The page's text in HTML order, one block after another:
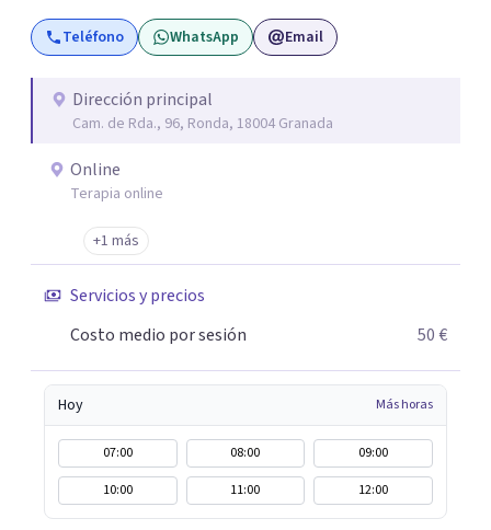
Centro penitenciario de Alhaurín de la Torre,
investigación sobre hombres condenados por violencia
Residencias de Adultos con Discapacidad Intelectual y
Problemas de Conducta, terapias para mujeres víctimas
Autoestima -Ansiedad -Ataques de pánico -Fobias -
Habilidades sociales -Relaciones familiares -Pareja -
Habilidades de comunicación -Terapia para el divorcio -
Dependencia emocional -Celos -Inteligencia emocional -
Agresividad -Ira -Control de impulsos -Informes
Asesoramiento judicial
Teléfono WhatsApp Email
Dirección principal
Cam. de Rda., 96, Ronda, 18004 Granada
Online
Terapia online
+1 más
Servicios y precios
Costo medio por sesión
50 €
Hoy Más horas
07:00 08:00
09:00
10:00
11:00 12:00